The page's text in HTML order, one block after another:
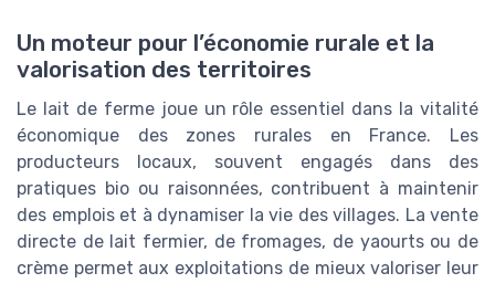
Un moteur pour l’économie rurale et la
valorisation des territoires
Le lait de ferme joue un rôle essentiel dans la vitalité
économique des zones rurales en France. Les
producteurs locaux, souvent engagés dans des
pratiques bio ou raisonnées, contribuent à maintenir
des emplois et à dynamiser la vie des villages. La vente
directe de lait fermier, de fromages, de yaourts ou de
crème permet aux exploitations de mieux valoriser leur